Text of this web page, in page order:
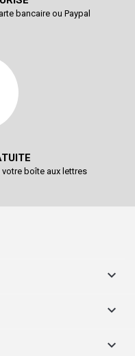
bancaire ou Paypal
boîte aux lettres


